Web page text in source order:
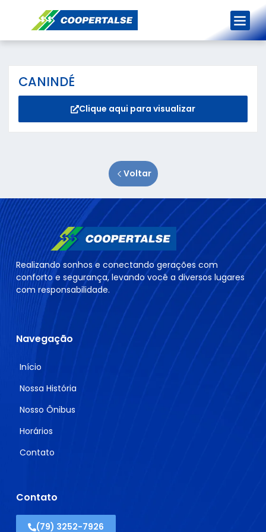
CANINDÉ
Clique aqui para visualizar
Voltar
Realizando sonhos e conectando gerações com
conforto e segurança, levando você a diversos lugares
com responsabilidade.
Navegação
Início
Nossa História
Nosso Ônibus
Horários
Contato
Contato
(79) 3252-7926